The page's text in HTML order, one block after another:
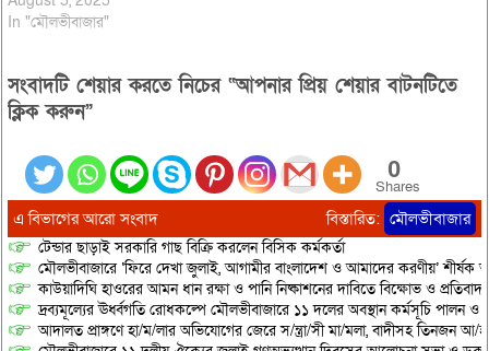
In "মৌলভীবাজার"
সংবাদটি শেয়ার করতে নিচের “আপনার প্রিয় শেয়ার বাটনটিতে
ক্লিক করুন”
0
Shares
এ বিভাগের আরো সংবাদ বিস্তারিত: মৌলভীবাজার
টেন্ডার ছাড়াই সরকারি গাছ বিক্রি করলেন বিসিক কর্মকর্তা
মৌলভীবাজারে ‘ফিরে দেখা জুলাই, আগামীর বাংলাদেশ ও আমাদের করণীয়’ শীর্ষক
কাউয়াদিঘি হাওরের আমন ধান রক্ষা ও পানি নিষ্কাশনের দাবিতে বিক্ষোভ ও
দ্রব্যমূল্যের ঊর্ধ্বগতি রোধকল্পে মৌলভীবাজারে ১১ দলের অবস্থান কর্মসূচি পালন ও
আদালত প্রাঙ্গণে হা/ম/লার অভিযোগের জেরে স/ন্ত্রা/সী মা/মলা, বাদীসহ তিনজন আ/